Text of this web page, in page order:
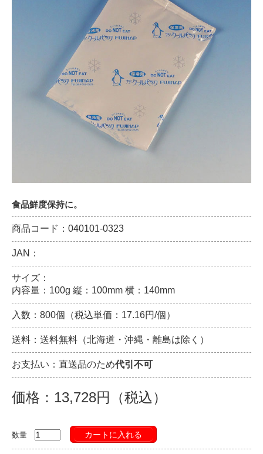
食品鮮度保持に。
商品コード：040101-0323
JAN：
サイズ：
内容量：100g 縦：100mm 横：140mm
入数：800個（税込単価：17.16円/個）
送料：送料無料（北海道・沖縄・離島は除く）
お支払い：直送品のため代引不可
価格：13,728円（税込）
数量 カートに入れる